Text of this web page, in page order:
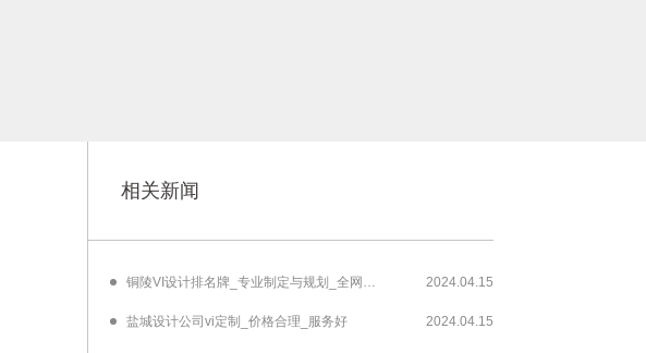
相关新闻
2024.04.15
盐城设计公司vi定制_价格合理_服务好 2024.04.15